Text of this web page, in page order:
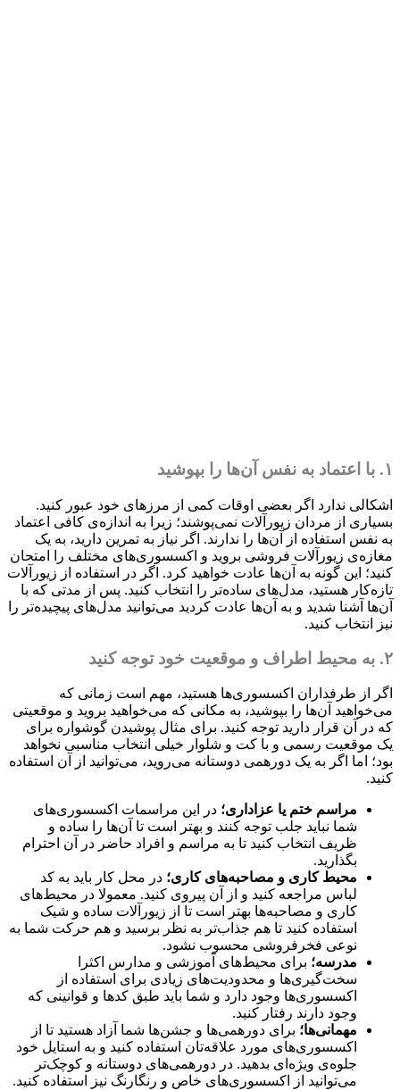
۱. با اعتماد به نفس آن‌ها را بپوشید
اشکالی ندارد اگر بعضی اوقات کمی از مرزهای خود عبور کنید.
بسیاری از مردان زیورآلات نمی‌پوشند؛ زیرا به اندازه‌ی کافی اعتماد
به نفس استفاده از آن‌ها را ندارند. اگر نیاز به تمرین دارید، به یک
مغازه‌ی زیورآلات فروشی بروید و اکسسوری‌های مختلف را امتحان
کنید؛ این گونه به آن‌ها عادت خواهید کرد. اگر در استفاده از زیورآلات
تازه‌کار هستید، مدل‌های ساده‌تر را انتخاب کنید. پس از مدتی که با
آن‌ها آشنا شدید و به آن‌ها عادت کردید می‌توانید مدل‌های پیچیده‌تر را
نیز انتخاب کنید.
۲. به محیط اطراف و موقعیت خود توجه کنید
اگر از طرفداران اکسسوری‌ها هستید، مهم است زمانی که
می‌خواهید آن‌ها را بپوشید، به مکانی که می‌خواهید بروید و موقعیتی
که در آن قرار دارید توجه کنید. برای مثال پوشیدن گوشواره برای
یک موقعیت رسمی و با کت و شلوار خیلی انتخاب مناسبی نخواهد
بود؛ اما اگر به یک دورهمی دوستانه می‌روید، می‌توانید از آن استفاده
کنید.
مراسم ختم یا عزاداری؛ در این مراسمات اکسسوری‌های
شما نباید جلب توجه کنند و بهتر است تا آن‌ها را ساده و
ظریف انتخاب کنید تا به مراسم و افراد حاضر در آن احترام
بگذارید.
محیط کاری و مصاحبه‌های کاری؛ در محل کار باید به کد
لباس مراجعه کنید و از آن پیروی کنید. معمولا در محیط‌های
کاری و مصاحبه‌ها بهتر است تا از زیورآلات ساده‌ و شیک
استفاده کنید تا هم جذاب‌تر به نظر برسید و هم حرکت شما به
نوعی فخرفروشی محسوب نشود.
مدرسه؛ برای محیط‌های آموزشی و مدارس اکثرا
سخت‌گیری‌ها و محدودیت‌های زیادی برای استفاده از
اکسسوری‌ها وجود دارد و شما باید طبق کدها و قوانینی که
وجود دارند رفتار کنید.
مهمانی‌ها؛ برای دورهمی‌ها و جشن‌ها شما آزاد هستید تا از
اکسسوری‌های مورد علاقه‌تان استفاده کنید و به استایل خود
جلوه‌ی ویژه‌ای بدهید. در دورهمی‌های دوستانه و کوچک‌تر
می‌توانید از اکسسوری‌های خاص و رنگارنگ نیز استفاده کنید.